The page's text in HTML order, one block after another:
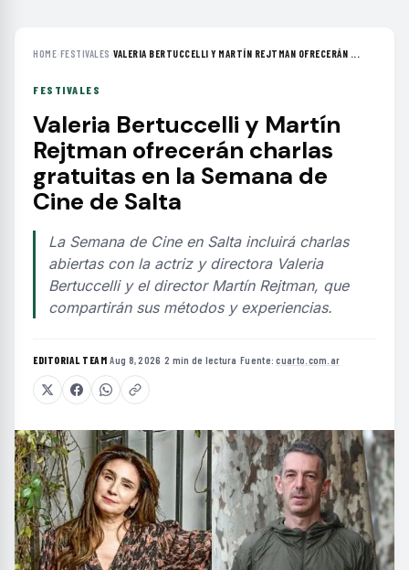
HOME›FESTIVALES ›VALERIA BERTUCCELLI Y MARTÍN REJTMAN OFRECERÁN ...
FESTIVALES
Valeria Bertuccelli y Martín
Rejtman ofrecerán charlas
gratuitas en la Semana de
Cine de Salta
La Semana de Cine en Salta incluirá charlas
abiertas con la actriz y directora Valeria
Bertuccelli y el director Martín Rejtman, que
compartirán sus métodos y experiencias.
EDITORIAL TEAM·Aug 8, 2026 ·2 min de lectura ·Fuente:cuarto.com.ar